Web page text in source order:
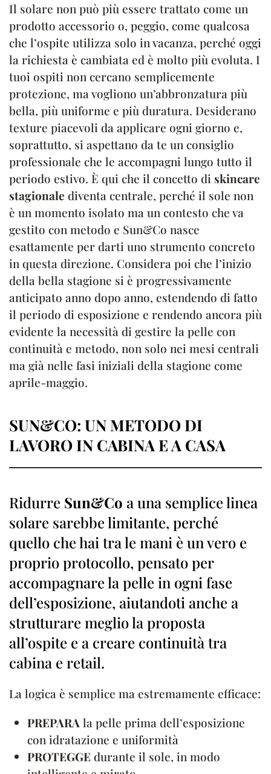
Il solare non può più essere trattato come un
prodotto accessorio o, peggio, come qualcosa
che l’ospite utilizza solo in vacanza, perché oggi
la richiesta è cambiata ed è molto più evoluta. I
tuoi ospiti non cercano semplicemente
protezione, ma vogliono un’abbronzatura più
bella, più uniforme e più duratura. Desiderano
texture piacevoli da applicare ogni giorno e,
soprattutto, si aspettano da te un consiglio
professionale che le accompagni lungo tutto il
periodo estivo. È qui che il concetto di skincare
stagionale diventa centrale, perché il sole non
è un momento isolato ma un contesto che va
gestito con metodo e Sun&Co nasce
esattamente per darti uno strumento concreto
in questa direzione. Considera poi che l’inizio
della bella stagione si è progressivamente
anticipato anno dopo anno, estendendo di fatto
il periodo di esposizione e rendendo ancora più
evidente la necessità di gestire la pelle con
continuità e metodo, non solo nei mesi centrali
ma già nelle fasi iniziali della stagione come
aprile-maggio.
SUN&CO: UN METODO DI
LAVORO IN CABINA E A CASA
Ridurre Sun&Co a una semplice linea
solare sarebbe limitante, perché
quello che hai tra le mani è un vero e
proprio protocollo, pensato per
accompagnare la pelle in ogni fase
dell’esposizione, aiutandoti anche a
strutturare meglio la proposta
all’ospite e a creare continuità tra
cabina e retail.
La logica è semplice ma estremamente efficace:
PREPARAla pelle prima dell’esposizione
con idratazione e uniformità
PROTEGGEdurante il sole, in modo